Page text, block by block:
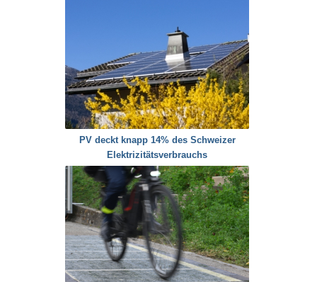
PV deckt knapp 14% des Schweizer
Elektrizitätsverbrauchs